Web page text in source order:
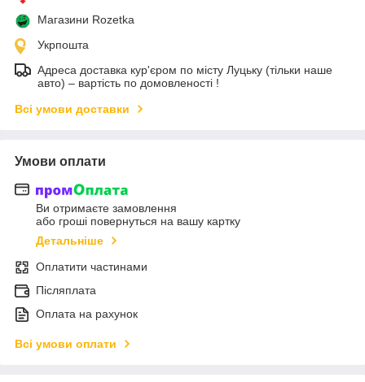
Магазини Rozetka
Укрпошта
Адреса доставка кур'єром по місту Луцьку (тільки наше
авто) – вартість по домовленості !
Всі умови доставки
Умови оплати
Ви отримаєте замовлення
або гроші повернуться на вашу картку
Детальніше
Оплатити частинами
Післяплата
Оплата на рахунок
Всі умови оплати